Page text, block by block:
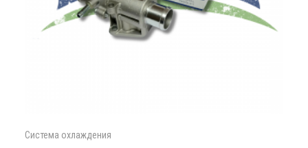
Система охлаждения